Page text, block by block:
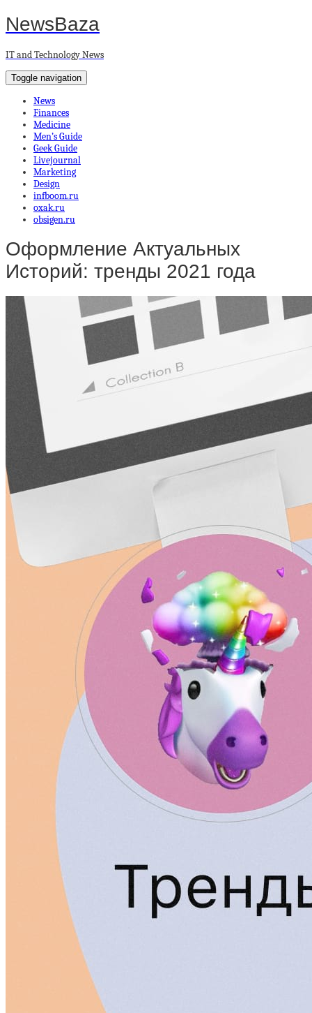
NewsBaza
IT and Technology News
Toggle navigation
News
Finances
Medicine
Men’s Guide
Geek Guide
Livejournal
Marketing
Design
infboom.ru
oxak.ru
obsigen.ru
Оформление Актуальных
Историй: тренды 2021 года